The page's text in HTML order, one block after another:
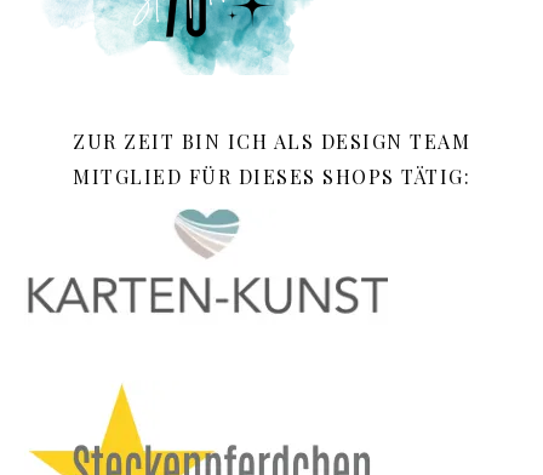
ZUR ZEIT BIN ICH ALS DESIGN TEAM
MITGLIED FÜR DIESES SHOPS TÄTIG: